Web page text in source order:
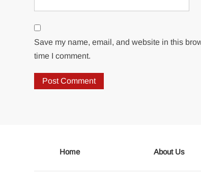
Save my name, email, and website in this
time I comment.
Home About Us